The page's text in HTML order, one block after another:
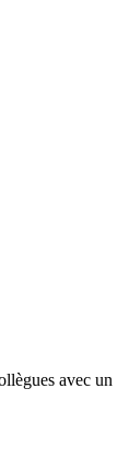
avec un